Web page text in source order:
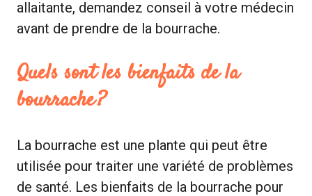
allaitante, demandez conseil à votre médecin
avant de prendre de la bourrache.
Quels sont les bienfaits de la
bourrache ?
La bourrache est une plante qui peut être
utilisée pour traiter une variété de problèmes
de santé. Les bienfaits de la bourrache pour